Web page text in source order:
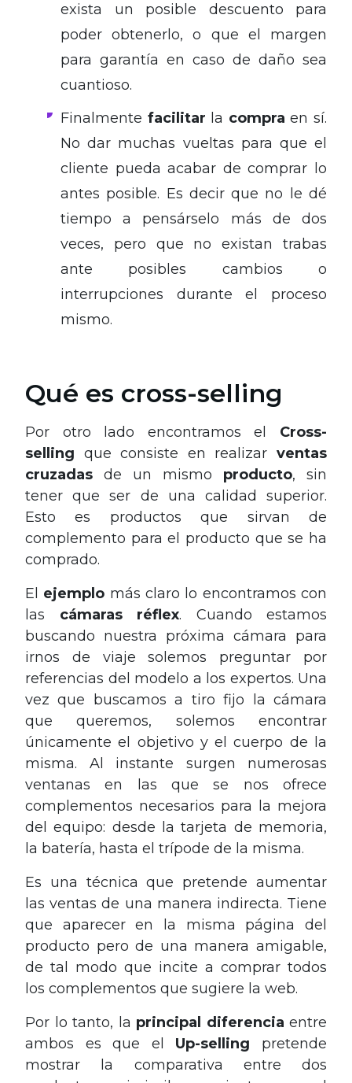
exista un posible descuento para
poder obtenerlo, o que el margen
para garantía en caso de daño sea
cuantioso.
Finalmente facilitar la compra en sí.
No dar muchas vueltas para que el
cliente pueda acabar de comprar lo
antes posible. Es decir que no le dé
tiempo a pensárselo más de dos
veces, pero que no existan trabas
ante posibles cambios o
interrupciones durante el proceso
mismo.
Qué es cross-selling
Por otro lado encontramos el Cross-
selling que consiste en realizar ventas
cruzadas de un mismo producto, sin
tener que ser de una calidad superior.
Esto es productos que sirvan de
complemento para el producto que se ha
comprado.
El ejemplo más claro lo encontramos con
las cámaras réflex. Cuando estamos
buscando nuestra próxima cámara para
irnos de viaje solemos preguntar por
referencias del modelo a los expertos. Una
vez que buscamos a tiro fijo la cámara
que queremos, solemos encontrar
únicamente el objetivo y el cuerpo de la
misma. Al instante surgen numerosas
ventanas en las que se nos ofrece
complementos necesarios para la mejora
del equipo: desde la tarjeta de memoria,
la batería, hasta el trípode de la misma.
Es una técnica que pretende aumentar
las ventas de una manera indirecta. Tiene
que aparecer en la misma página del
producto pero de una manera amigable,
de tal modo que incite a comprar todos
los complementos que sugiere la web.
Por lo tanto, la principal diferencia entre
ambos es que el Up-selling pretende
mostrar la comparativa entre dos